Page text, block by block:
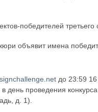
победителей третьего
объявит имена
до 23:59
день проведения
д. 1).